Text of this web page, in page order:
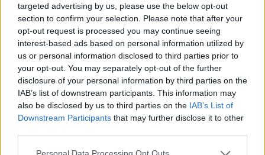
targeted advertising by us, please use the below opt-out
section to confirm your selection. Please note that after your
opt-out request is processed you may continue seeing
interest-based ads based on personal information utilized by
us or personal information disclosed to third parties prior to
your opt-out. You may separately opt-out of the further
disclosure of your personal information by third parties on the
IAB’s list of downstream participants. This information may
also be disclosed by us to third parties on the IAB’s List of
Downstream Participants that may further disclose it to other
Please note that this website/app uses one or more Google
ώμους, την αγκάλιαζε και την έπιανε από τη μέση με
αποτέλεσμα να αισθάνεται άβολα. Παράλληλα
καταγγέλει ότι της έστελνε μηνύματα στο κινητό της
τηλέφωνο, ζητώντας την να την συναντήσει εκτός
σχολείου.
ΔΥΠΑ: Ανοίγουν 500 ΝΕΕΣ θέσεις εργασίας
Σήμερα λοιπόν το πρωί οι μαθητές που πήγαν στο